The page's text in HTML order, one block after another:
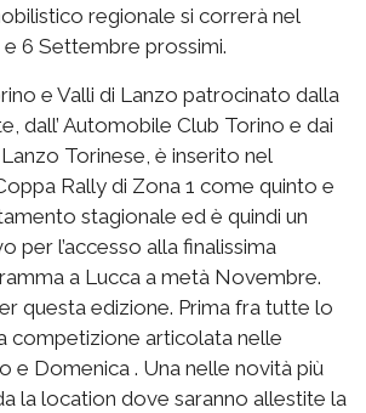
regionale si correrà nel
6 Settembre prossimi.
e Valli di Lanzo patrocinato dalla
dall’ Automobile Club Torino e dai
Torinese, è inserito nel
Rally di Zona 1 come quinto e
stagionale ed è quindi un
per l’accesso alla finalissima
a Lucca a metà Novembre.
questa edizione. Prima fra tutte lo
competizione articolata nelle
e Domenica . Una nelle novità più
la location dove saranno allestite la